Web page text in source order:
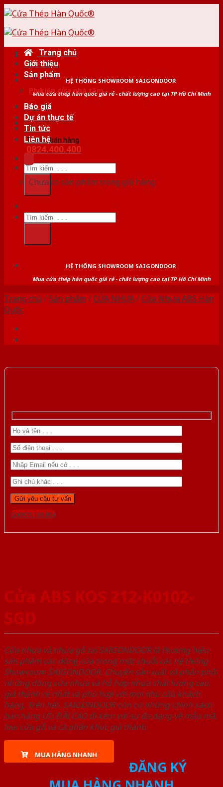
Skip
content
HỆ THỐNG SHOWROOM SAIGONDOOR
Mua cửa thép hàn quốc giá rẻ - chất lượng cao tại TP Hồ Chí Minh
Tư vấn bán hàng
0824.400.400
Tìm
kiếm:
Trang chủ
Giới thiệu
Sản phẩm
Phụ kiện cửa nhà tắm
Báo giá
Dự án thực tế
Tin tức
Liên hệ
Chưa có sản phẩm trong giỏ hàng.
Tìm
kiếm:
HỆ THỐNG SHOWROOM SAIGONDOOR
Mua cửa thép hàn quốc giá rẻ - chất lượng cao tại TP Hồ Chí Minh
Trang chủ /Sản phẩm /CỬA NHỰA/Cửa Nhựa ABS Hàn
Quốc
Gọi 0976.169.864
Cửa ABS KOS 212-K0102-
SGD
Cửa nhựa và nhựa gỗ tại SAIGONDOOR là thương hiệu
sản phẩm các dòng cửa trong một chuỗi các hệ thống
Showroom SAIGONDOOR. Chuyên sản xuất và phân phối
những dòng cửa nhựa và hỗ hợp nhựa chất lượng cao,
giá thành rẻ nhất và phù hợp với mọi nhu cầu khách
hàng. Trên hết, SAIGONDOOR còn có những chính sách
bán hàng ƯU ĐÃI CAO đi kèm với sự đa dạng về mẫu mã,
loại cửa gỗ và cả phân khúc giá thành.
MUA HÀNG NHANH
ĐĂNG KÝ